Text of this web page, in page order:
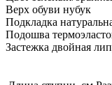
Верх обуви нубук
Подкладка
Подошва
Застежка двойная